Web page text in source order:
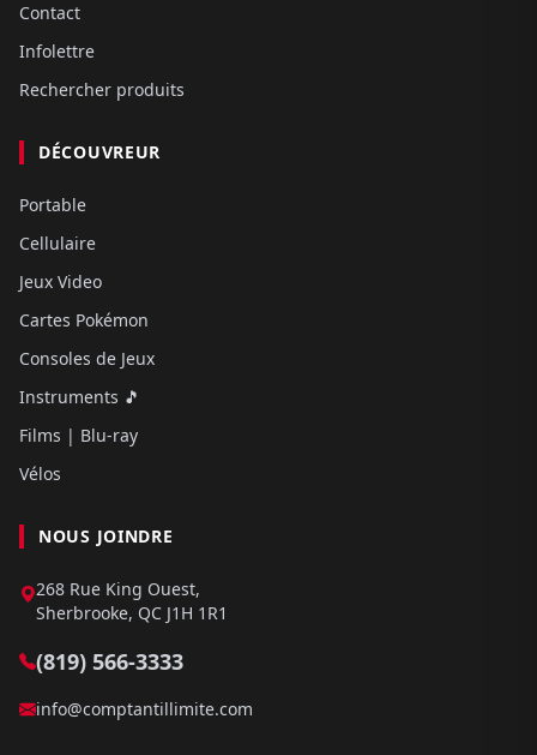
Contact
Infolettre
Rechercher produits
DÉCOUVREUR
Portable
Cellulaire
Jeux Video
Cartes Pokémon
Consoles de Jeux
Instruments 🎵
Films | Blu-ray
Vélos
NOUS JOINDRE
268 Rue King Ouest,
Sherbrooke, QC J1H 1R1
(819) 566-3333
info@comptantillimite.com